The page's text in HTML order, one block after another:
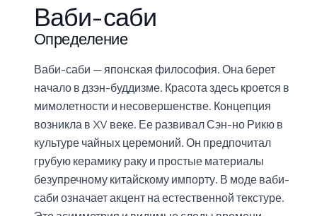
Ваби-саби
Определение
Ваби-саби — японская философия. Она берет
начало в дзэн-буддизме. Красота здесь кроется в
мимолетности и несовершенстве. Концепция
возникла в XV веке. Ее развивал Сэн-но Рикю в
культуре чайных церемоний. Он предпочитал
грубую керамику раку и простые материалы
безупречному китайскому импорту. В моде ваби-
саби означает акцент на естественной текстуре.